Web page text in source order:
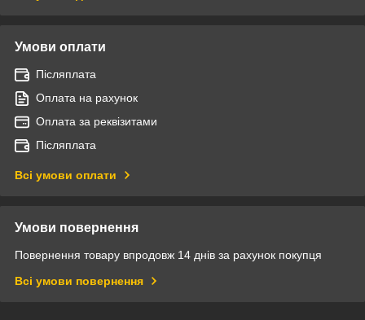
Умови оплати
Післяплата
Оплата на рахунок
Оплата за реквізитами
Післяплата
Всі умови оплати
Умови повернення
Повернення товару впродовж 14 днів за рахунок покупця
Всі умови повернення